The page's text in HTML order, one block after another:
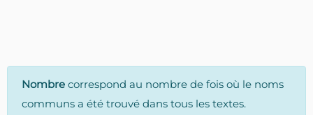
Nombre correspond au nombre de fois où le noms
communs a été trouvé dans tous les textes.